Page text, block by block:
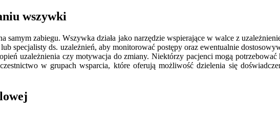
wszywki
zabiegu. Wszywka działa jako narzędzie wspierające w walce z
specjalisty ds. uzależnień, aby monitorować postępy oraz ewentualnie
uzależnienia czy motywacja do zmiany. Niektórzy pacjenci mogą
w grupach wsparcia, które oferują możliwość dzielenia się